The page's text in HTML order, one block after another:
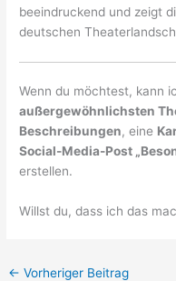
beeindruckend und zeigt
deutschen
Wenn du möchtest, kann
außergewöhnlichsten
Beschreibungen, eine
Social-Media-Post
erstellen.
Willst du, dass ich das
← Vorheriger Beitrag